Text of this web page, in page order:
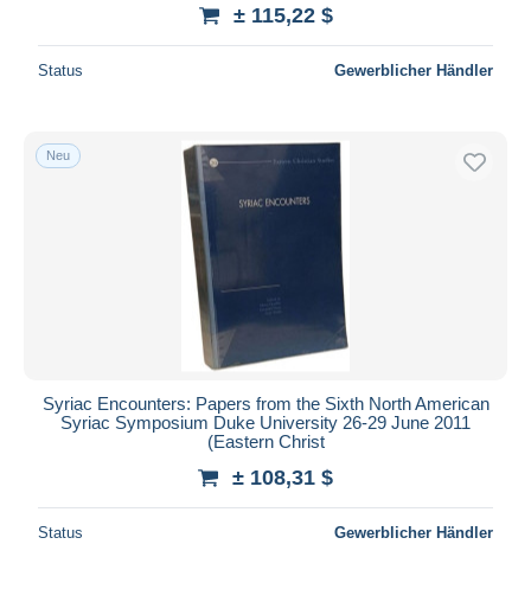
± 115,22 $
Status Gewerblicher Händler
Neu
Syriac Encounters: Papers from the Sixth North American
Syriac Symposium Duke University 26-29 June 2011
(Eastern Christ
± 108,31 $
Status Gewerblicher Händler